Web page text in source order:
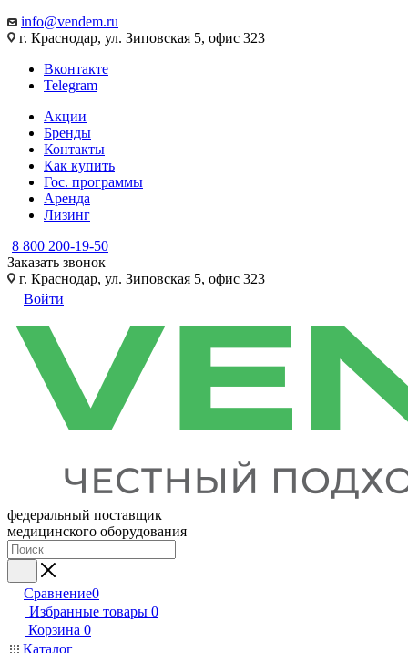
info@vendem.ru
г. Краснодар, ул. Зиповская 5, офис 323
Вконтакте
Telegram
Акции
Бренды
Контакты
Как купить
Гос. программы
Аренда
Лизинг
8 800 200-19-50
Заказать звонок
г. Краснодар, ул. Зиповская 5, офис 323
Войти
федеральный поставщик
медицинского оборудования
Сравнение0
Избранные товары 0
Корзина 0
Каталог